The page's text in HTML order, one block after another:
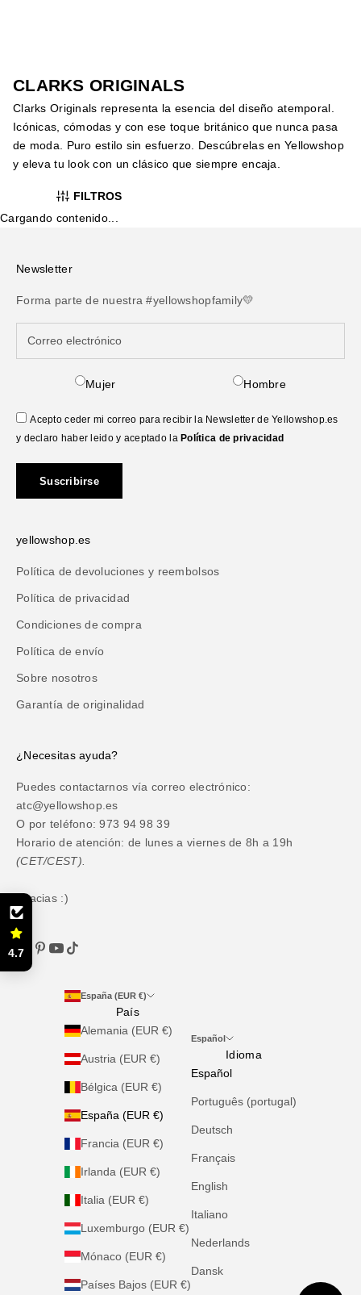
CLARKS ORIGINALS
Clarks Originals representa la esencia del diseño atemporal.
Icónicas, cómodas y con ese toque británico que nunca pasa
de moda. Puro estilo sin esfuerzo. Descúbrelas en Yellowshop
y eleva tu look con un clásico que siempre encaja.
FILTROS
Cargando contenido...
Newsletter
Forma parte de nuestra #yellowshopfamily💛
Mujer Hombre
Acepto ceder mi correo para recibir la Newsletter de Yellowshop.es
y declaro haber leido y aceptado la Política de privacidad
Suscribirse
yellowshop.es
Política de devoluciones y reembolsos
Política de privacidad
Condiciones de compra
Política de envío
Sobre nosotros
Garantía de originalidad
¿Necesitas ayuda?
Puedes contactarnos vía correo electrónico:
atc@yellowshop.es
O por teléfono: 973 94 98 39
Horario de atención: de lunes a viernes de 8h a 19h
(CET/CEST).
Gracias :)
España (EUR €)
País
Alemania (EUR €)
Austria (EUR €)
Bélgica (EUR €)
España (EUR €)
Francia (EUR €)
Irlanda (EUR €)
Italia (EUR €)
Luxemburgo (EUR €)
Mónaco (EUR €)
Países Bajos (EUR €)
Español
Idioma
Español
Português (portugal)
Deutsch
Français
English
Italiano
Nederlands
Dansk
4.7